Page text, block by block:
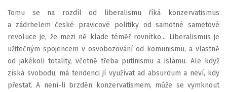
Tomu se na rozdíl od liberalismu říká konzervatismus
a zádrhelem české pravicové politiky od samotné sametové
revoluce je, že mezi ně klade téměř rovnítko... Liberalismus je
užitečným spojencem v osvobozování od komunismu, a vlastně
od jakékoli totality, včetně třeba putinismu a islámu. Ale když
získá svobodu, má tendenci jí využívat ad absurdum a neví, kdy
přestat. A není-li brzděn konzervatismem, může se vymknout